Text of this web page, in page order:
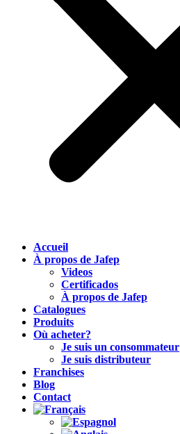
Accueil
À propos de Jafep
Videos
Certificados
À propos de Jafep
Catalogues
Produits
Où acheter?
Je suis un consommateur
Je suis distributeur
Franchises
Blog
Contact